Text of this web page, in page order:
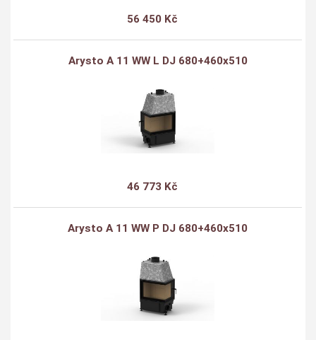
56 450 Kč
Arysto A 11 WW L DJ 680+460x510
46 773 Kč
Arysto A 11 WW P DJ 680+460x510